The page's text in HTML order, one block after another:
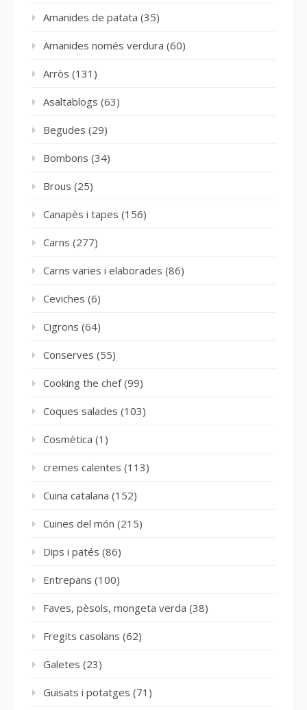
Amanides de patata (35)
Amanides només verdura (60)
Arròs (131)
Asaltablogs (63)
Begudes (29)
Bombons (34)
Brous (25)
Canapès i tapes (156)
Carns (277)
Carns varies i elaborades (86)
Ceviches (6)
Cigrons (64)
Conserves (55)
Cooking the chef(99)
Coques salades (103)
Cosmètica (1)
cremes calentes (113)
Cuina catalana (152)
Cuines del món (215)
Dips i patés (86)
Entrepans (100)
Faves, pèsols, mongeta verda (38)
Fregits casolans (62)
Galetes (23)
Guisats i potatges (71)